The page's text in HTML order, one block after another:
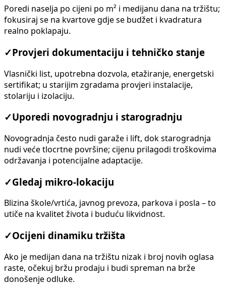
Poredi naselja po cijeni po m² i medijanu dana na tržištu;
fokusiraj se na kvartove gdje se budžet i kvadratura
realno poklapaju.
✓ Provjeri dokumentaciju i tehničko stanje
Vlasnički list, upotrebna dozvola, etažiranje, energetski
sertifikat; u starijim zgradama provjeri instalacije,
stolariju i izolaciju.
✓Uporedi novogradnju i starogradnju
Novogradnja često nudi garaže i lift, dok starogradnja
nudi veće tlocrtne površine; cijenu prilagodi troškovima
održavanja i potencijalne adaptacije.
✓Gledaj mikro-lokaciju
Blizina škole/vrtića, javnog prevoza, parkova i posla – to
utiče na kvalitet života i buduću likvidnost.
✓Ocijeni dinamiku tržišta
Ako je medijan dana na tržištu nizak i broj novih oglasa
raste, očekuj bržu prodaju i budi spreman na brže
donošenje odluke.